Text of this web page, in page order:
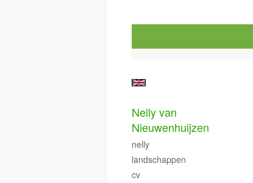
Nelly van
Nieuwenhuijzen
nelly
landschappen
cv